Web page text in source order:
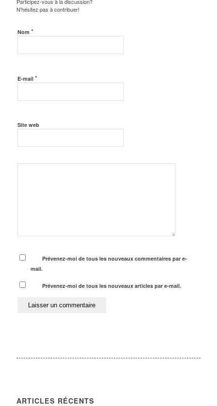
N'hésitez pas à contribuer!
Nom *
E-mail *
Site web
Prévenez-moi de tous les nouveaux commentaires par e-
mail.
Prévenez-moi de tous les nouveaux articles par e-mail.
ARTICLES RÉCENTS